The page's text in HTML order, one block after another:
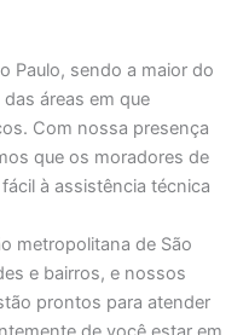
Paulo, sendo a maior do
áreas em que
Com nossa presença
que os moradores de
à assistência técnica
metropolitana de São
e bairros, e nossos
prontos para atender